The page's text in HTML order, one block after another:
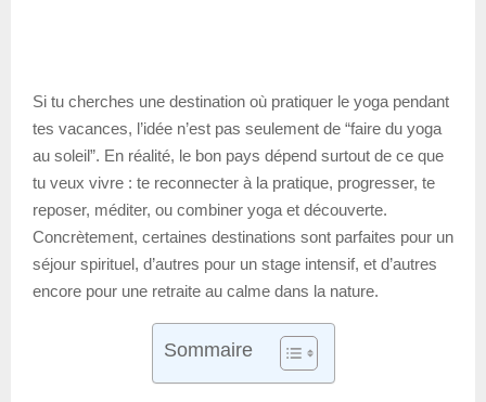
Si tu cherches une destination où pratiquer le yoga pendant
tes vacances, l’idée n’est pas seulement de “faire du yoga
au soleil”. En réalité, le bon pays dépend surtout de ce que
tu veux vivre : te reconnecter à la pratique, progresser, te
reposer, méditer, ou combiner yoga et découverte.
Concrètement, certaines destinations sont parfaites pour un
séjour spirituel, d’autres pour un stage intensif, et d’autres
encore pour une retraite au calme dans la nature.
Sommaire